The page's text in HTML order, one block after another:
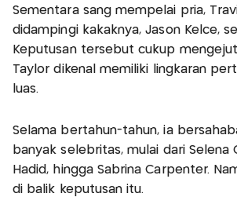
Sementara sang mempelai pria,
didampingi kakaknya, Jason Kelce,
Keputusan tersebut cukup
Taylor dikenal memiliki lingkaran
luas.
Selama bertahun-tahun, ia
banyak selebritas, mulai dari Selena
Hadid, hingga Sabrina Carpenter.
di balik keputusan itu.